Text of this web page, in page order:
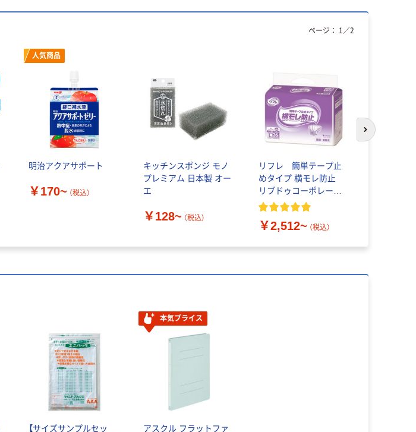
人気商品
明治アクアサポート
￥170~ （税込）
キッチンスポンジ モノ
プレミアム 日本製 オー
エ
￥128~ （税込）
リフレ 簡単テープ止
めタイプ 横モレ防止
リブドゥコーポレーシ
ョン
￥2,512~ （税込）
ページ： 1 ／2
次のスライド
【サイズサンプルセッ
本気プライス
アスクル フラットファ